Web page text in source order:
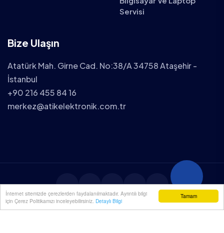
Tamam
İnternet sitemizde çerezlerden faydalanılmaktadır. Ayrıntılı bilgi
için Çerez Politikamızı inceleyebilirsiniz. Detaylı Bilgi
Servisi
Bize Ulaşın
Atatürk Mah. Girne Cad. No:38/A 34758 Ataşehir -
İstanbul
+90 216 455 84 16
merkez@atikelektronik.com.tr
2025 ATİK ELEKTRONİK TÜM HAKLARI SAKLIDIR.